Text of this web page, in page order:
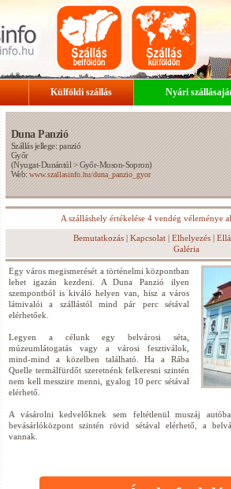
Külföldi szállás Nyári
Duna Panzió
Szállás jellege: panzió
Győr
(Nyugat-Dunántúl >Győr-Moson-Sopron)
Web:www.szallasinfo.hu/duna_panzio_gyor
A szálláshely értékelése 4 vendég véleménye
Bemutatkozás | Kapcsolat | Elhelyezés |
Galéria
Egy város megismerését a történelmi központban
lehet igazán kezdeni. A Duna Panzió ilyen
szempontból is kiváló helyen van, hisz a város
látnivalói a szállástól mind pár perc sétával
elérhetőek.
Legyen a célunk egy belvárosi séta,
múzeumlátogatás vagy a városi fesztiválok,
mind-mind a közelben található. Ha a Rába
Quelle termálfürdőt szeretnénk felkeresni szintén
nem kell messzire menni, gyalog 10 perc sétával
elérhető.
A vásárolni kedvelőknek sem feltétlenül muszáj
bevásárlóközpont szintén rövid sétával elérhető, a
vannak.